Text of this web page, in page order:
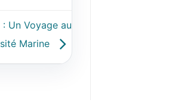
Un Voyage au
Marine